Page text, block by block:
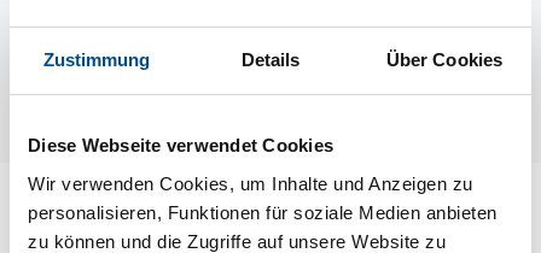
Zustimmung Details Über Cookies
Diese Webseite verwendet Cookies
Wir verwenden Cookies, um Inhalte und Anzeigen zu
personalisieren, Funktionen für soziale Medien anbieten
zu können und die Zugriffe auf unsere Website zu
Lageplan